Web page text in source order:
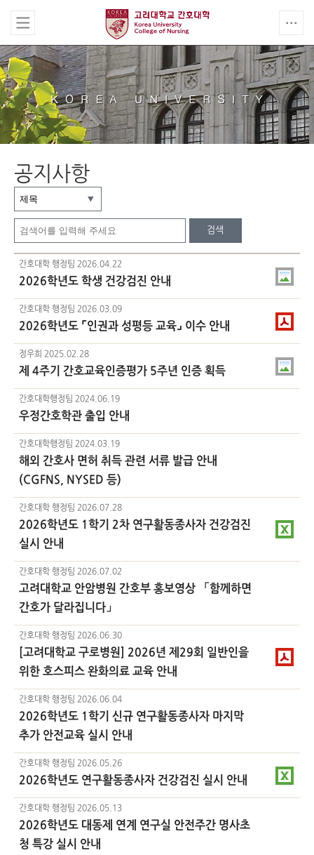
공지사항
검색
간호대학 행정팀 2026.04.22
2026학년도 학생 건강검진 안내
간호대학 행정팀 2026.03.09
2026학년도 ⌜인권과 성평등 교육⌟ 이수 안내
정우희 2025.02.28
제 4주기 간호교육인증평가 5주년 인증 획득
간호대학행정팀 2024.06.19
우정간호학관 출입 안내
간호대학행정팀 2024.03.19
해외 간호사 면허 취득 관련 서류 발급 안내
(CGFNS, NYSED 등)
간호대학 행정팀 2026.07.28
2026학년도 1학기 2차 연구활동종사자 건강검진
실시 안내
간호대학 행정팀 2026.07.02
고려대학교 안암병원 간호부 홍보영상 「함께하면
간호가 달라집니다」
간호대학 행정팀 2026.06.30
[고려대학교 구로병원] 2026년 제29회 일반인을
위한 호스피스 완화의료 교육 안내
간호대학 행정팀 2026.06.04
2026학년도 1학기 신규 연구활동종사자 마지막
추가 안전교육 실시 안내
간호대학 행정팀 2026.05.26
2026학년도 연구활동종사자 건강검진 실시 안내
간호대학 행정팀 2026.05.13
2026학년도 대동제 연계 연구실 안전주간 명사초
청 특강 실시 안내